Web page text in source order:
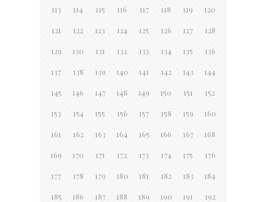
113 114 115 116 117 118 119 120
121 122 123 124 125 126 127 128
129 130 131 132 133 134 135 136
137 138 139 140 141 142 143 144
145 146 147 148 149 150 151 152
153 154 155 156 157 158 159 160
161 162 163 164 165 166 167 168
169 170 171 172 173 174 175 176
177 178 179 180 181 182 183 184
185 186 187 188 189 190 191 192